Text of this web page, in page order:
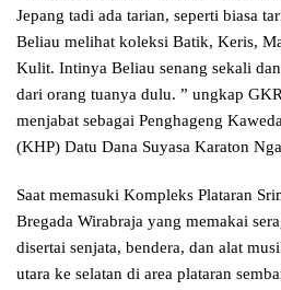
Jepang tadi ada tarian, seperti biasa
Beliau melihat koleksi Batik, Keris,
Kulit. Intinya Beliau senang sekali
dari orang tuanya dulu. ” ungkap
menjabat sebagai Penghageng
(KHP) Datu Dana Suyasa Karaton
Saat memasuki Kompleks Plataran
Bregada Wirabraja yang memakai
disertai senjata, bendera, dan alat
utara ke selatan di area plataran